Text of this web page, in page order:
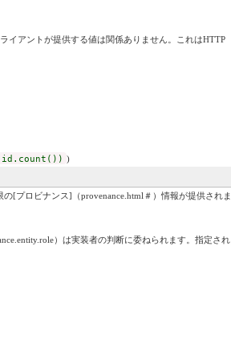
イアントが提供する値は関係ありません。これはHTTP
)
[プロビナンス]（provenance.html＃）情報が提供されま
）は実装者の判断に委ねられます。指定され